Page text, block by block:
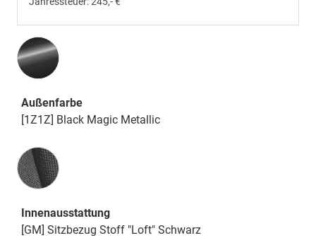
Außenfarbe
[1Z1Z] Black Magic Metallic
Innenausstattung
Innenausstattung
[GM] Sitzbezug Stoff "Loft" Schwarz